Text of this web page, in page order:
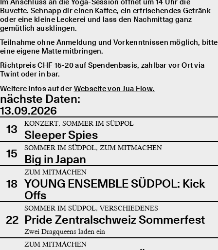
Im Anschluss an die Yoga-Session öffnet um 14 Uhr die
Buvette. Schnapp dir einen Kaffee, ein erfrischendes Getränk
oder eine kleine Leckerei und lass den Nachmittag ganz
gemütlich ausklingen.
Teilnahme ohne Anmeldung und Vorkenntnissen möglich, bitte
eine eigene Matte mitbringen.
Richtpreis CHF 15-20 auf Spendenbasis, zahlbar vor Ort via
Twint oder in bar.
Weitere Infos auf der Webseite von Jua Flow.
nächste Daten:
13.09.2026
13
KONZERT, SOMMER IM SÜDPOL
Sleeper Spies
15
SOMMER IM SÜDPOL, ZUM MITMACHEN
Big in Japan
18
ZUM MITMACHEN
YOUNG ENSEMBLE SÜDPOL: Kick
Offs
22
SOMMER IM SÜDPOL, VERSCHIEDENES
Pride Zentralschweiz Sommerfest
Zwei Dragqueens laden ein
ZUM MITMACHEN